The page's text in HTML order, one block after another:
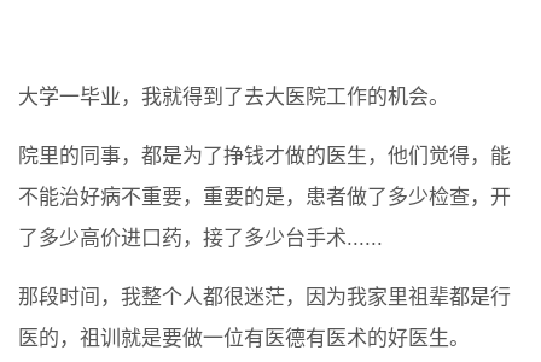
大学一毕业，我就得到了去大医院工作的机会。
院里的同事，都是为了挣钱才做的医生，他们觉得，能
不能治好病不重要，重要的是，患者做了多少检查，开
了多少高价进口药，接了多少台手术......
那段时间，我整个人都很迷茫，因为我家里祖辈都是行
医的，祖训就是要做一位有医德有医术的好医生。